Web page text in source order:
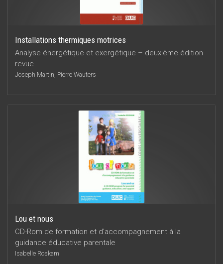
Installations thermiques motrices
Analyse énergétique et exergétique – deuxième édition
revue
Joseph Martin, Pierre Wauters
Lou et nous
CD-Rom de formation et d'accompagnement à la
guidance éducative parentale
Isabelle Roskam